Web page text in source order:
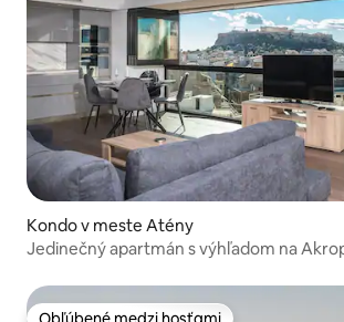
Kondo v meste Atény
Jedinečný apartmán s výhľadom na